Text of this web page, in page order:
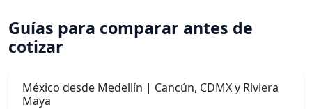
Guías para comparar antes de
cotizar
México desde Medellín | Cancún, CDMX y Riviera
Maya